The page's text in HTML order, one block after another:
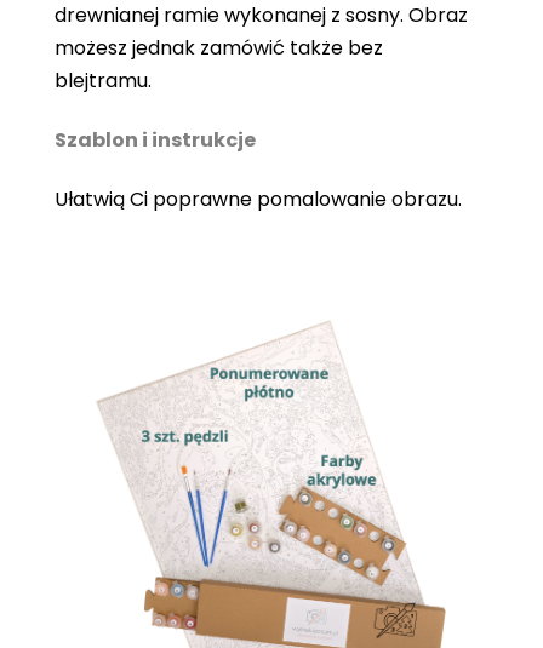
drewnianej ramie wykonanej z sosny. Obraz
możesz jednak zamówić także bez
blejtramu.
Szablon i instrukcje
Ułatwią Ci poprawne pomalowanie obrazu.